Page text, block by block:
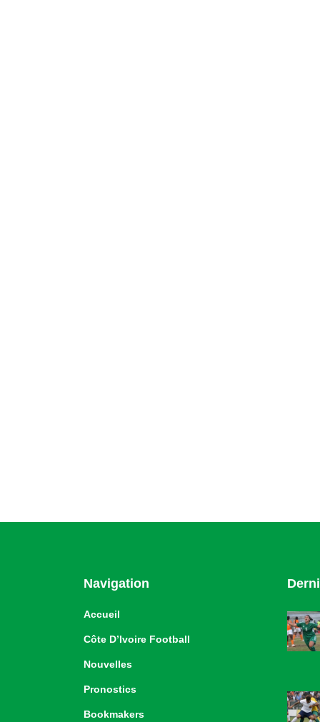
Navigation
Accueil
Côte D’Ivoire Football
Nouvelles
Pronostics
Bookmakers